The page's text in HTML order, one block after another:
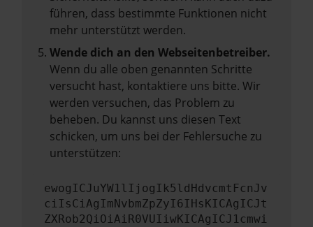
führen, dass bestimmte Funktionen nicht
mehr unterstützt werden.
Wende dich an den Webseitenbetreiber.
Wenn du alle oben genannten Schritte
versucht hast, kontaktiere uns bitte. Wir
werden versuchen, das Problem zu
beheben. Du kannst uns diesen Text
schicken, um uns bei der Fehlersuche zu
unterstützen:
ewogICJuYW1lIjogIk5ldHdvcmtFcnJv
ciIsCiAgImNvbmZpZyI6IHsKICAgICJt
ZXRob2QiOiAiR0VUIiwKICAgICJ1cmwi